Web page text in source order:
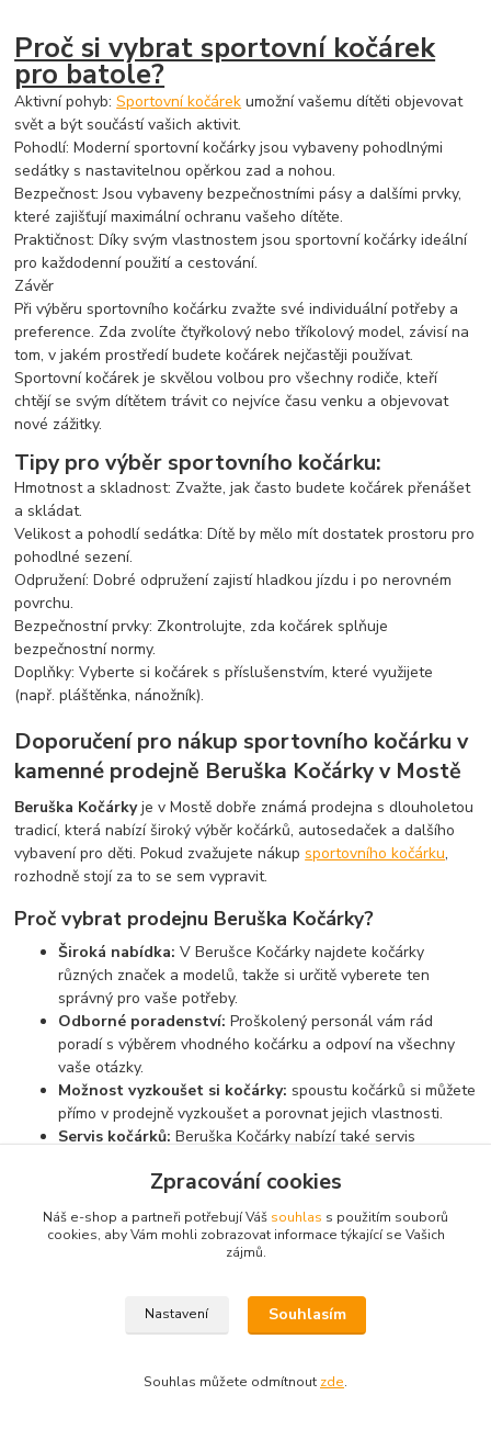
Proč si vybrat sportovní kočárek
pro batole?
Aktivní pohyb:Sportovní kočárek umožní vašemu dítěti objevovat
svět a být součástí vašich aktivit.
Pohodlí: Moderní sportovní kočárky jsou vybaveny pohodlnými
sedátky s nastavitelnou opěrkou zad a nohou.
Bezpečnost: Jsou vybaveny bezpečnostními pásy a dalšími prvky,
které zajišťují maximální ochranu vašeho dítěte.
Praktičnost: Díky svým vlastnostem jsou sportovní kočárky ideální
pro každodenní použití a cestování.
Závěr
Při výběru sportovního kočárku zvažte své individuální potřeby a
preference. Zda zvolíte čtyřkolový nebo tříkolový model, závisí na
tom, v jakém prostředí budete kočárek nejčastěji používat.
Sportovní kočárek je skvělou volbou pro všechny rodiče, kteří
chtějí se svým dítětem trávit co nejvíce času venku a objevovat
nové zážitky.
Tipy pro výběr sportovního kočárku:
Hmotnost a skladnost: Zvažte, jak často budete kočárek přenášet
a skládat.
Velikost a pohodlí sedátka: Dítě by mělo mít dostatek prostoru pro
pohodlné sezení.
Odpružení: Dobré odpružení zajistí hladkou jízdu i po nerovném
povrchu.
Bezpečnostní prvky: Zkontrolujte, zda kočárek splňuje
bezpečnostní normy.
Doplňky: Vyberte si kočárek s příslušenstvím, které využijete
(např. pláštěnka, nánožník).
Doporučení pro nákup sportovního kočárku v
kamenné prodejně Beruška Kočárky v Mostě
Beruška Kočárkyje v Mostě dobře známá prodejna s dlouholetou
tradicí, která nabízí široký výběr kočárků, autosedaček a dalšího
vybavení pro děti. Pokud zvažujete nákupsportovního kočárku,
rozhodně stojí za to se sem vypravit.
Proč vybrat prodejnu Beruška Kočárky?
Široká nabídka: V Berušce Kočárky najdete kočárky
různých značek a modelů, takže si určitě vyberete ten
správný pro vaše potřeby.
Odborné poradenství: Proškolený personál vám rád
poradí s výběrem vhodného kočárku a odpoví na všechny
vaše otázky.
Možnost vyzkoušet si kočárky: spoustu kočárků si můžete
přímo v prodejně vyzkoušet a porovnat jejich vlastnosti.
Servis kočárků: Beruška Kočárky nabízí také servis
budete potřebovat opravit nebo seřídit váš kočárek.
Příjemné prostředí:
Prodejna je přátelská a nabízí i malý
dětský koutek, kde si mohou děti hrát, zatímco vy vybíráte
Zpracování cookies
Náš e-shop a partneři potřebují Váš souhlas s použitím souborů
cookies, aby Vám mohli zobrazovat informace týkající se Vašich
zájmů.
Nastavení Souhlasím
Souhlas můžete odmítnout zde.